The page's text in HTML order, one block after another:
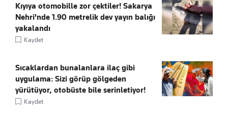
Kıyıya otomobille zor çektiler! Sakarya
Nehri'nde 1.90 metrelik dev yayın balığı
yakalandı
Kaydet
Sıcaklardan bunalanlara ilaç gibi
uygulama: Sizi görüp gölgeden
yürütüyor, otobüste bile serinletiyor!
Kaydet